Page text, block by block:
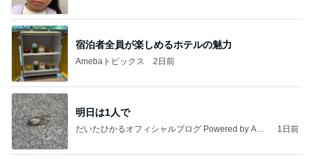
宿泊者全員が楽しめるホテルの魅力
Amebaトピックス 2日前
明日は1人で
だいたひかるオフィシャルブログ Powered by Ame
1日前